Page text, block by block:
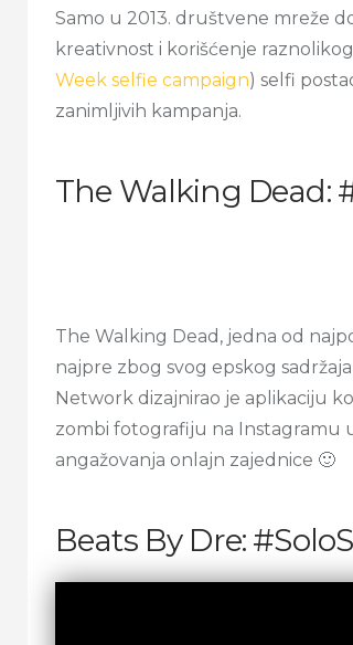
Samo u 2013. društvene mreže
kreativnost i korišćenje
Week selfie campaign) selfi
zanimljivih kampanja.
The Walking Dead:
The Walking Dead, jedna od
najpre zbog svog epskog
Network dizajnirao je aplikaciju
zombi fotografiju na Instagramu
angažovanja onlajn zajednice 🙂
Beats By Dre: